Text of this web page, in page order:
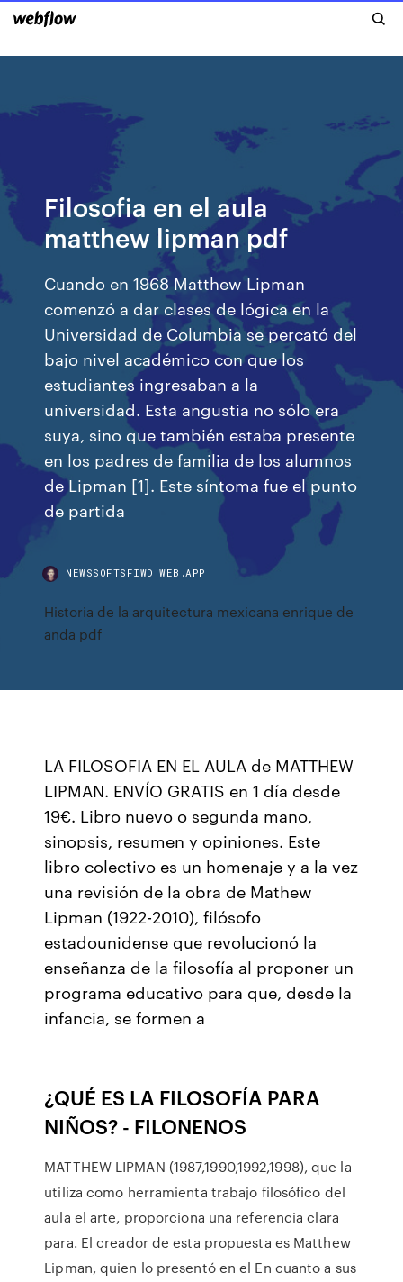
Filosofia en el aula
matthew lipman pdf
Cuando en 1968 Matthew Lipman
comenzó a dar clases de lógica en la
Universidad de Columbia se percató del
bajo nivel académico con que los
estudiantes ingresaban a la
universidad. Esta angustia no sólo era
suya, sino que también estaba presente
en los padres de familia de los alumnos
de Lipman [1]. Este síntoma fue el punto
de partida
NEWSSOFTSFIWD.WEB.APP
Historia de la arquitectura mexicana enrique de
anda pdf
LA FILOSOFIA EN EL AULA de MATTHEW
LIPMAN. ENVÍO GRATIS en 1 día desde
19€. Libro nuevo o segunda mano,
sinopsis, resumen y opiniones. Este
libro colectivo es un homenaje y a la vez
una revisión de la obra de Mathew
Lipman (1922-2010), filósofo
estadounidense que revolucionó la
enseñanza de la filosofía al proponer un
programa educativo para que, desde la
infancia, se formen a
¿QUÉ ES LA FILOSOFÍA PARA
NIÑOS? - FILONENOS
MATTHEW LIPMAN (1987,1990,1992,1998), que la
utiliza como herramienta trabajo filosófico del
aula el arte, proporciona una referencia clara
para. El creador de esta propuesta es Matthew
Lipman, quien lo presentó en el En cuanto a sus